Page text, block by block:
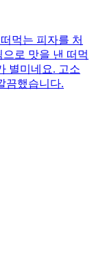
먹는 피자를 처
로 맛을 낸 떠먹
별미네요. 고소
끔했습니다.